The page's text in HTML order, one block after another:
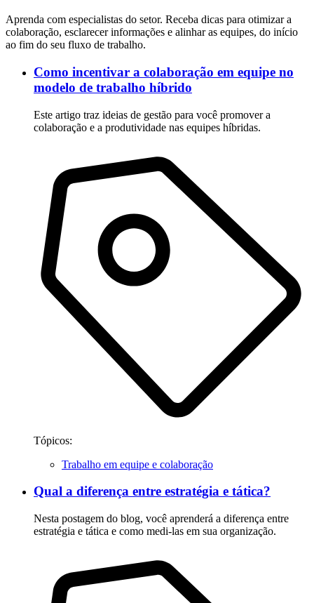
Aprenda com especialistas do setor. Receba dicas para otimizar a
colaboração, esclarecer informações e alinhar as equipes, do início
ao fim do seu fluxo de trabalho.
Como incentivar a colaboração em equipe no
modelo de trabalho híbrido
Este artigo traz ideias de gestão para você promover a
colaboração e a produtividade nas equipes híbridas.
Tópicos:
Trabalho em equipe e colaboração
Qual a diferença entre estratégia e tática?
Nesta postagem do blog, você aprenderá a diferença entre
estratégia e tática e como medi-las em sua organização.